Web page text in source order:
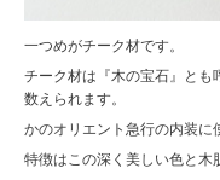
一つめがチーク材です。
チーク材は『木の宝石』とも
数えられます。
かのオリエント急行の内装に
特徴はこの深く美しい色と木